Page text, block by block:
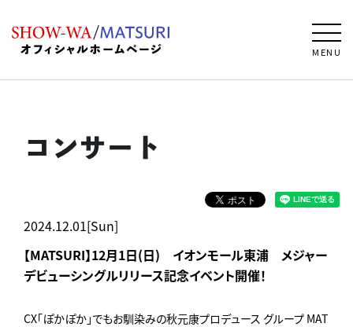
MENU
コンサート
2024.12.01[Sun]
【MATSURI】12月1日(日) イオンモール東浦 メジャー
デビューシングルリリース記念イベント開催！
CX「ぽかぽか」でもお馴染みの秋元康プロデュース グループ MAT